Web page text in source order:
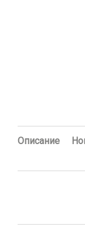
Описание